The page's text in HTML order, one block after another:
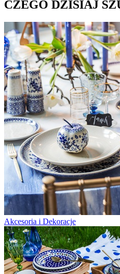
CZEGO DZISIAJ
Akcesoria i Dekoracje